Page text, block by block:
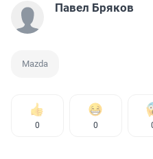
Павел Бряков
Mazda
0 0